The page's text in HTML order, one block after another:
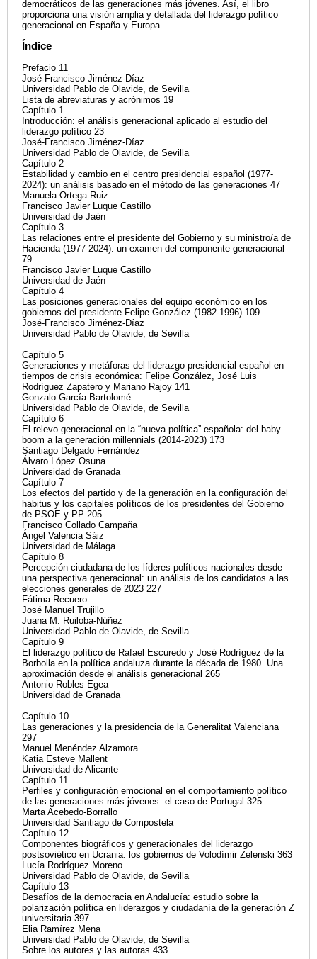
democráticos de las generaciones más jóvenes. Así, el libro
proporciona una visión amplia y detallada del liderazgo político
generacional en España y Europa.
Índice
Prefacio 11
José-Francisco Jiménez-Díaz
Universidad Pablo de Olavide, de Sevilla
Lista de abreviaturas y acrónimos 19
Capítulo 1
Introducción: el análisis generacional aplicado al estudio del
liderazgo político 23
José-Francisco Jiménez-Díaz
Universidad Pablo de Olavide, de Sevilla
Capítulo 2
Estabilidad y cambio en el centro presidencial español (1977-
2024): un análisis basado en el método de las generaciones 47
Manuela Ortega Ruiz
Francisco Javier Luque Castillo
Universidad de Jaén
Capítulo 3
Las relaciones entre el presidente del Gobierno y su ministro/a de
Hacienda (1977-2024): un examen del componente generacional
79
Francisco Javier Luque Castillo
Universidad de Jaén
Capítulo 4
Las posiciones generacionales del equipo económico en los
gobiernos del presidente Felipe González (1982-1996) 109
José-Francisco Jiménez-Díaz
Universidad Pablo de Olavide, de Sevilla
Capítulo 5
Generaciones y metáforas del liderazgo presidencial español en
tiempos de crisis económica: Felipe González, José Luis
Rodríguez Zapatero y Mariano Rajoy 141
Gonzalo García Bartolomé
Universidad Pablo de Olavide, de Sevilla
Capítulo 6
El relevo generacional en la “nueva política” española: del baby
boom a la generación millennials (2014-2023) 173
Santiago Delgado Fernández
Álvaro López Osuna
Universidad de Granada
Capítulo 7
Los efectos del partido y de la generación en la configuración del
habitus y los capitales políticos de los presidentes del Gobierno
de PSOE y PP 205
Francisco Collado Campaña
Ángel Valencia Sáiz
Universidad de Málaga
Capítulo 8
Percepción ciudadana de los líderes políticos nacionales desde
una perspectiva generacional: un análisis de los candidatos a las
elecciones generales de 2023 227
Fátima Recuero
José Manuel Trujillo
Juana M. Ruiloba-Núñez
Universidad Pablo de Olavide, de Sevilla
Capítulo 9
El liderazgo político de Rafael Escuredo y José Rodríguez de la
Borbolla en la política andaluza durante la década de 1980. Una
aproximación desde el análisis generacional 265
Antonio Robles Egea
Universidad de Granada
Capítulo 10
Las generaciones y la presidencia de la Generalitat Valenciana
297
Manuel Menéndez Alzamora
Katia Esteve Mallent
Universidad de Alicante
Capítulo 11
Perfiles y configuración emocional en el comportamiento político
de las generaciones más jóvenes: el caso de Portugal 325
Marta Acebedo-Borrallo
Universidad Santiago de Compostela
Capítulo 12
Componentes biográficos y generacionales del liderazgo
postsoviético en Ucrania: los gobiernos de Volodímir Zelenski 363
Lucía Rodríguez Moreno
Universidad Pablo de Olavide, de Sevilla
Capítulo 13
Desafíos de la democracia en Andalucía: estudio sobre la
polarización política en liderazgos y ciudadanía de la generación Z
universitaria 397
Elia Ramírez Mena
Universidad Pablo de Olavide, de Sevilla
Sobre los autores y las autoras 433